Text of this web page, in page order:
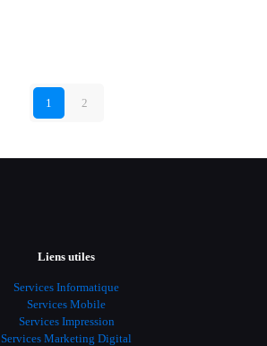
1 2
Liens utiles
Services Informatique
Services Mobile
Services Impression
Services Marketing Digital